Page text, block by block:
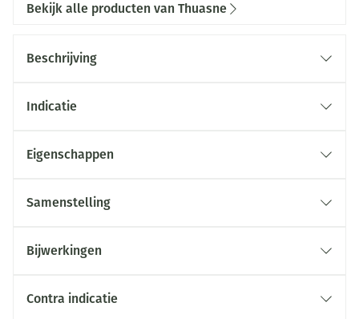
Bekijk alle producten van Thuasne
Beschrijving
Indicatie
Eigenschappen
Samenstelling
Bijwerkingen
Contra indicatie